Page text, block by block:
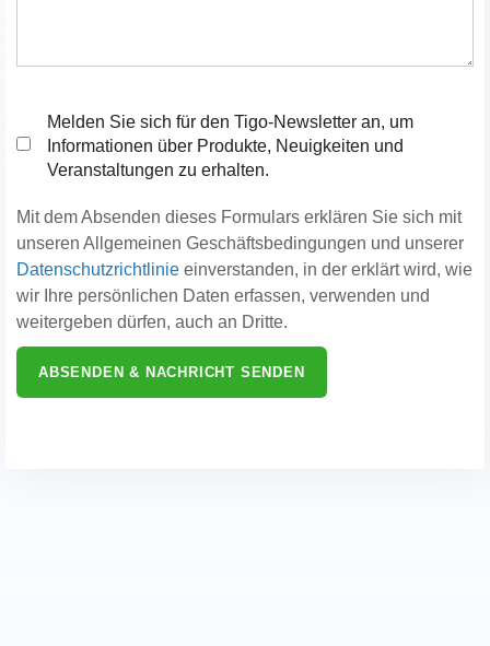
Melden Sie sich für den Tigo-Newsletter an, um
Informationen über Produkte, Neuigkeiten und
Veranstaltungen zu erhalten.
Mit dem Absenden dieses Formulars erklären Sie sich mit
unseren Allgemeinen Geschäftsbedingungen und unserer
Datenschutzrichtlinie einverstanden, in der erklärt wird, wie
wir Ihre persönlichen Daten erfassen, verwenden und
weitergeben dürfen, auch an Dritte.